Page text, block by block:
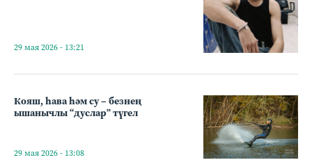
29 мая 2026 - 13:21
Кояш, һава һәм су – безнең
ышанычлы “дуслар” түгел
29 мая 2026 - 13:08